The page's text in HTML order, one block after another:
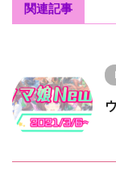
関連記事